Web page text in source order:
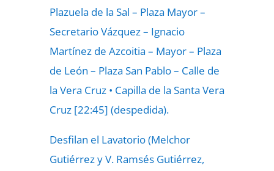
Plazuela de la Sal – Plaza Mayor –
Secretario Vázquez – Ignacio
Martínez de Azcoitia – Mayor – Plaza
de León – Plaza San Pablo – Calle de
la Vera Cruz • Capilla de la Santa Vera
Cruz [22:45] (despedida).
Desfilan el Lavatorio (Melchor
Gutiérrez y V. Ramsés Gutiérrez,